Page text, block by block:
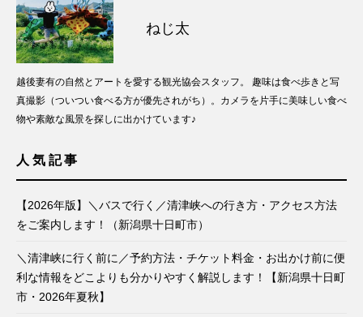
ねじ太
越後妻有の自然とアートを愛する観光協会スタッフ。 趣味は食べ歩きと写
真撮影（ついつい食べる方が優先されがち）。カメラを片手に美味しい食べ
物や素敵な風景を探しに出かけています♪
人気記事
【2026年版】＼バスで行く／清津峡への行き方・アクセス方法
をご案内します！（新潟県十日町市）
＼清津峡に行く前に／予約方法・チケット料金・お出かけ前に便
利な情報をどこよりも分かりやすく解説します！【新潟県十日町
市・2026年夏秋】